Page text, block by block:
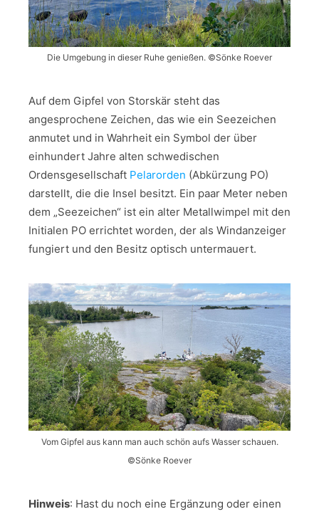
Die Umgebung in dieser Ruhe genießen. ©Sönke Roever
Auf dem Gipfel von Storskär steht das
angesprochene Zeichen, das wie ein Seezeichen
anmutet und in Wahrheit ein Symbol der über
einhundert Jahre alten schwedischen
Ordensgesellschaft Pelarorden (Abkürzung PO)
darstellt, die die Insel besitzt. Ein paar Meter neben
dem „Seezeichen“ ist ein alter Metallwimpel mit den
Initialen PO errichtet worden, der als Windanzeiger
fungiert und den Besitz optisch untermauert.
Vom Gipfel aus kann man auch schön aufs Wasser schauen.
©Sönke Roever
Hinweis: Hast du noch eine Ergänzung oder einen